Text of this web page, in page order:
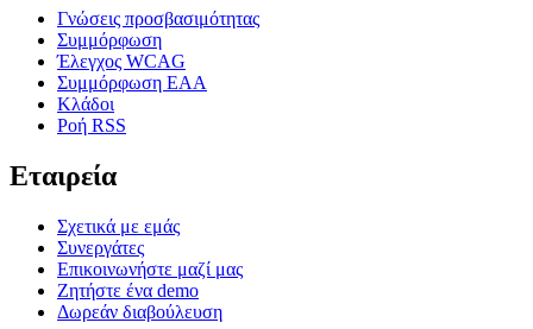
Γνώσεις προσβασιμότητας
Συμμόρφωση
Έλεγχος WCAG
Συμμόρφωση EAA
Κλάδοι
Ροή RSS
Εταιρεία
Σχετικά με εμάς
Συνεργάτες
Επικοινωνήστε μαζί μας
Ζητήστε ένα demo
Δωρεάν διαβούλευση